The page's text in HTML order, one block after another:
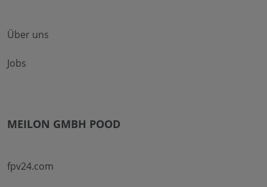
Über uns
Jobs
MEILON GMBH POOD
fpv24.com